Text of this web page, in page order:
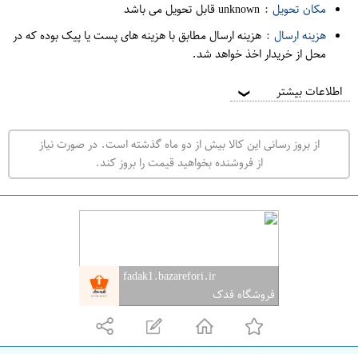
ف
ر
و
ت
ه
ر
ا
ص
ه
ا
مکان تحویل : unknown قابل تحویل می باشد
هزینه ارسال : هزینه ارسال مطابق با هزینه های پست یا پیک بوده که در
محل از خریدار اخذ خواهد شد.
اطلاعات بیشتر ❯
از بروز رسانی این کالا بیش از دو ماه گذشته است. در صورت نیاز
از فروشنده بخواهید قیمت را بروز کند.
fadak1.bazarefori.ir
فروشگاه فدک